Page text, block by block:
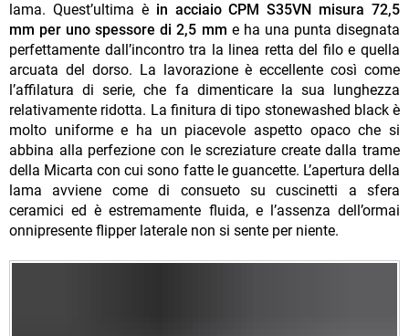
lama. Quest’ultima è in acciaio CPM S35VN misura 72,5
mm per uno spessore di 2,5 mm e ha una punta disegnata
perfettamente dall’incontro tra la linea retta del filo e quella
arcuata del dorso. La lavorazione è eccellente così come
l’affilatura di serie, che fa dimenticare la sua lunghezza
relativamente ridotta. La finitura di tipo stonewashed black è
molto uniforme e ha un piacevole aspetto opaco che si
abbina alla perfezione con le screziature create dalla trame
della Micarta con cui sono fatte le guancette. L’apertura della
lama avviene come di consueto su cuscinetti a sfera
ceramici ed è estremamente fluida, e l’assenza dell’ormai
onnipresente flipper laterale non si sente per niente.